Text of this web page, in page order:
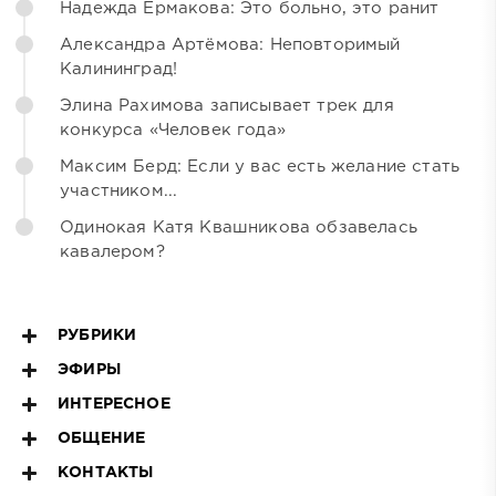
Надежда Ермакова: Это больно, это ранит
Александра Артёмова: Неповторимый
Калининград!
Элина Рахимова записывает трек для
конкурса «Человек года»
Максим Берд: Если у вас есть желание стать
участником...
Одинокая Катя Квашникова обзавелась
кавалером?
РУБРИКИ
ЭФИРЫ
ИНТЕРЕСНОЕ
ОБЩЕНИЕ
КОНТАКТЫ